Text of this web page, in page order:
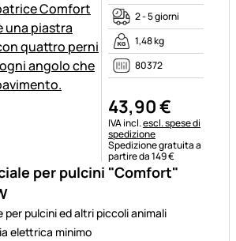
per pulcini "Comfort"
pulcini ed altri piccoli animali
elettrica minimo
2 - 5 giorni
1,48 kg
80372
43,90€
Informazioni fiscali:
IVA incl.escl. spese di
spedizione
Spedizione gratuita a
partire da 149 €